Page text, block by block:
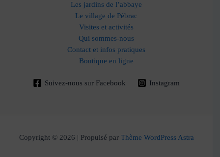
Les jardins de l’abbaye
Le village de Pébrac
Visites et activités
Qui sommes-nous
Contact et infos pratiques
Boutique en ligne
Suivez-nous sur Facebook Instagram
Copyright © 2026 | Propulsé par Thème WordPress Astra